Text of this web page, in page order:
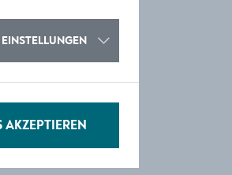
EINSTELLUNGEN
AKZEPTIEREN